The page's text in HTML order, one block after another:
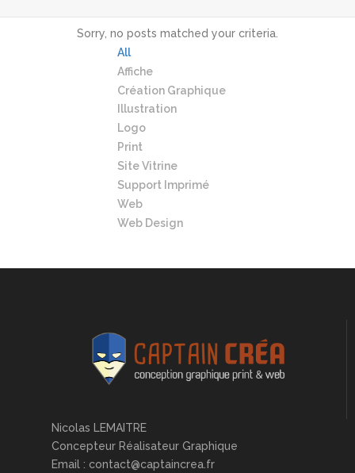
Sorry, no posts matched your criteria.
All
Affiche
Création Graphique
Illustration
Logo
Print
Site Vitrine
Support Imprimé
Web
Web Design
Nicolas LEMAITRE
Concepteur Réalisateur Graphique
Email : contact@captaincrea.fr